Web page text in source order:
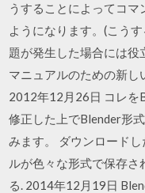
うすることによってコマ
ようになります。(こう
題が発生した場合には役
マニュアルのための新し
2012年12月26日 コレを
修正した上でBlender形
みます。 ダウンロード
ルが色々な形式で保存
る. 2014年12月19日